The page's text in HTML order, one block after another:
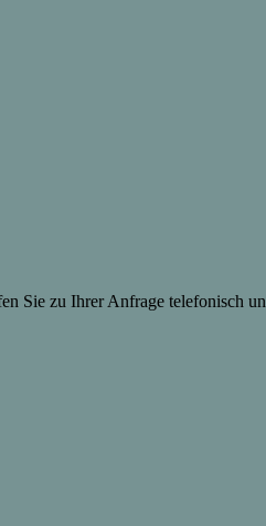
Sie zu Ihrer Anfrage telefonisch